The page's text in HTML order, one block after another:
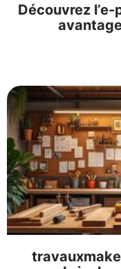
Découvrez